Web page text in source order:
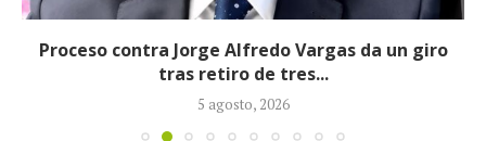
Proceso contra Jorge Alfredo Vargas da un giro
tras retiro de tres...
5 agosto, 2026